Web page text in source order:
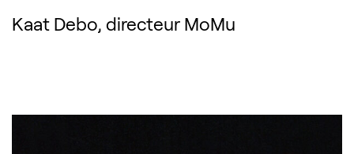
Kaat Debo, directeur MoMu